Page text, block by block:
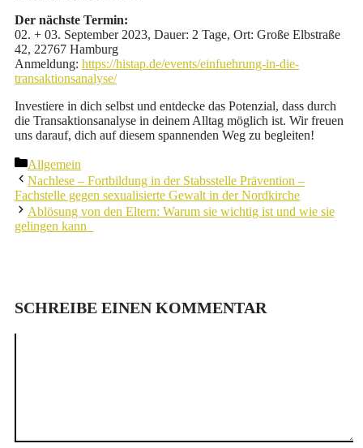
Der nächste Termin:
02. + 03. September 2023, Dauer: 2 Tage, Ort: Große Elbstraße
42, 22767 Hamburg
Anmeldung: https://histap.de/events/einfuehrung-in-die-
transaktionsanalyse/
Investiere in dich selbst und entdecke das Potenzial, dass durch
die Transaktionsanalyse in deinem Alltag möglich ist. Wir freuen
uns darauf, dich auf diesem spannenden Weg zu begleiten!
Kategorien
Allgemein
Nachlese – Fortbildung in der Stabsstelle Prävention –
Fachstelle gegen sexualisierte Gewalt in der Nordkirche
Ablösung von den Eltern: Warum sie wichtig ist und wie sie
gelingen kann
SCHREIBE EINEN KOMMENTAR